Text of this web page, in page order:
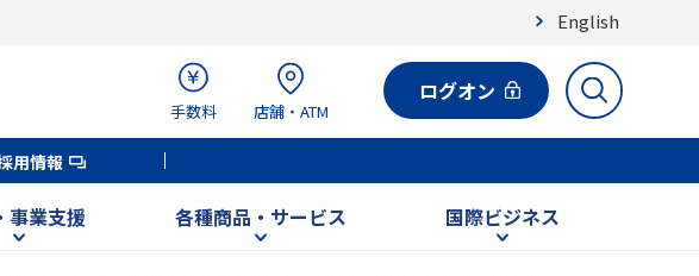
English
手数料 店舗・ATM
ログオン
用情報
事業支援 各種商品・サービス 国際ビジネス